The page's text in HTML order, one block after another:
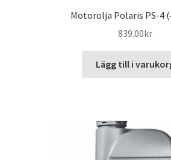
Motorolja Polaris PS-4
839.00kr
Lägg till i